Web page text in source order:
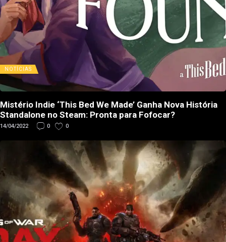
NOTÍCIAS
Mistério Indie ‘This Bed We Made’ Ganha Nova História
Standalone no Steam: Pronta para Fofocar?
14/04/2022 0 0